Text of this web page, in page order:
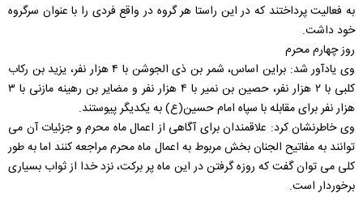
به فعالیت پرداختند که در این راستا هر گروه در واقع فردی را با عنوان سرگروه
خود داشت.
روز چهارم محرم
وی یادآور شد: براین اساس، شمر بن ذی الجوشن با ۴ هزار نفر، یزید بن رکاب
کلبی با ۲ هزار نفر، حصین بن نمیر با ۴ هزار نفر و مضایر بن رهینه مازنی با ۳
هزار نفر برای مقابله با سپاه امام حسین(ع) به یکدیگر پیوستند.
وی خاطرنشان کرد: علاقمندان برای آگاهی از اعمال ماه محرم و جزئیات آن می
توانند به مفاتیح الجنان بخش مربوط به اعمال ماه محرم مراجعه کنند اما به طور
کلی می توان گفت که روزه گرفتن در این ماه پر برکت، نزد خدا از ثواب بسیاری
برخوردار است.